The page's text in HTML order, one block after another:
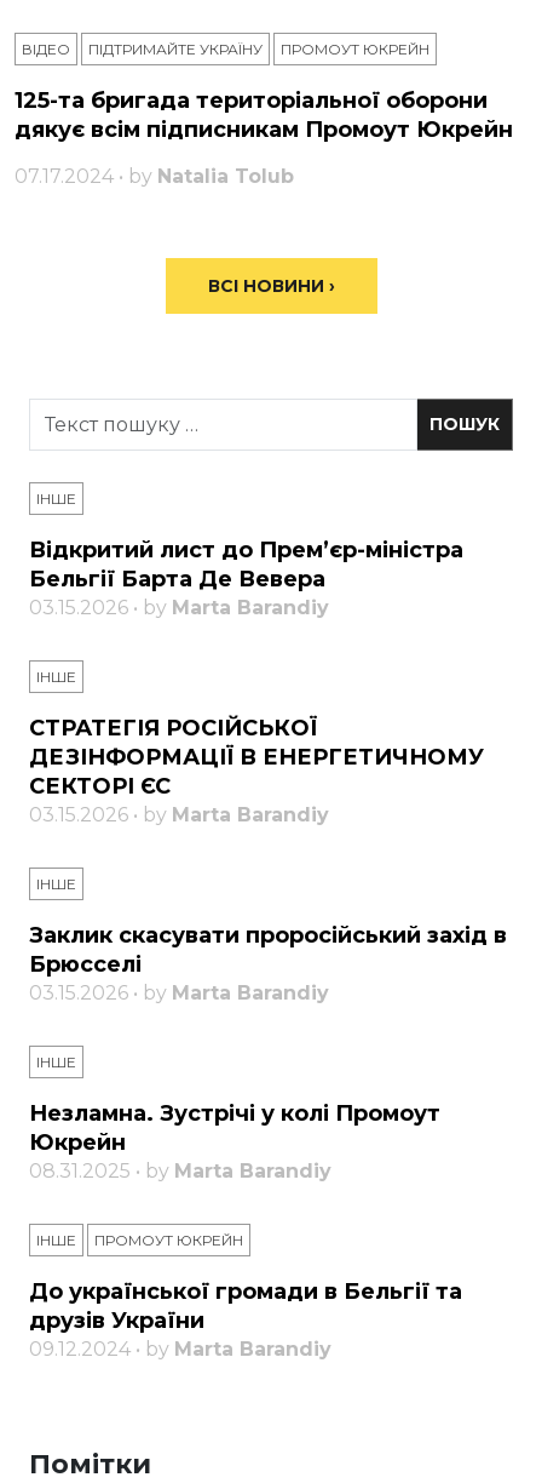
ВІДЕО ПІДТРИМАЙТЕ УКРАЇНУ ПРОМОУТ ЮКРЕЙН
125-та бригада територіальної оборони
дякує всім підписникам Промоут Юкрейн
07.17.2024 • by Natalia Tolub
ВСІ НОВИНИ ›
ІНШЕ
Відкритий лист до Прем’єр-міністра
Бельгії Барта Де Вевера
03.15.2026 • by Marta Barandiy
ІНШЕ
СТРАТЕГІЯ РОСІЙСЬКОЇ
ДЕЗІНФОРМАЦІЇ В ЕНЕРГЕТИЧНОМУ
СЕКТОРІ ЄС
03.15.2026 • by Marta Barandiy
ІНШЕ
Заклик скасувати проросійський захід в
Брюсселі
03.15.2026 • by Marta Barandiy
ІНШЕ
Незламна. Зустрічі у колі Промоут
Юкрейн
08.31.2025 • by Marta Barandiy
ІНШЕ ПРОМОУТ ЮКРЕЙН
До української громади в Бельгії та
друзів України
09.12.2024 • by Marta Barandiy
Помітки